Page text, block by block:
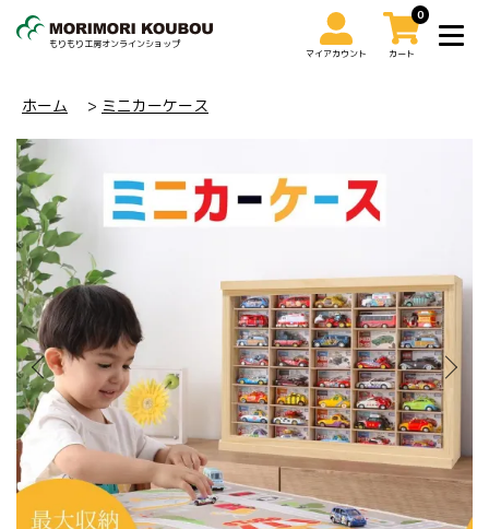
もりもり工房オンラインショップ
マイアカウント
0
カート
ミニカーケース
コレクションケース
その他
ご利用ガイド
お問い合わせ
ホーム > ミニカーケース